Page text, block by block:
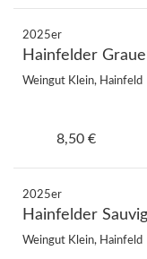
2025er
Hainfelder
Weingut Klein, Hainfeld
8,50 €
2025er
Hainfelder
Weingut Klein, Hainfeld